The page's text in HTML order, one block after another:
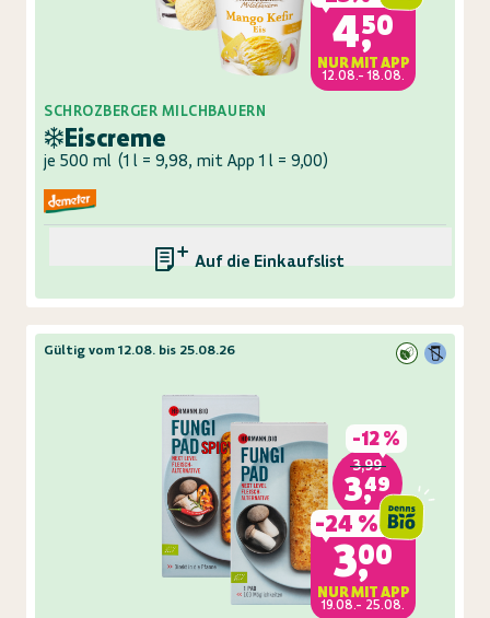
4,50
NUR MIT APP
12.08.- 18.08.
SCHROZBERGER MILCHBAUERN
***Eiscreme
je 500 ml (1 l = 9,98, mit App 1 l = 9,00)
Auf die Einkaufsliste
Gültig vom 12.08. bis 25.08.26
-12 %
3,99
3,49
-24 %
3,00
NUR MIT APP
19.08.- 25.08.